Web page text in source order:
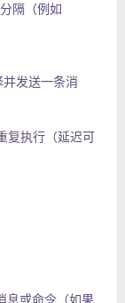
隔（例如
发送一条消
复执行（延迟可
息或命令（如果